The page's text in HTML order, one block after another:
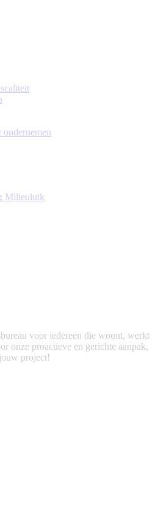
Milieuluik
voor iedereen die woont, werkt
onze proactieve en gerichte aanpak,
project!